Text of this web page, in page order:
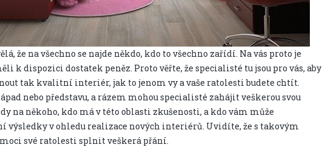
že na všechno se najde někdo, kdo to všechno zařídí. Na vás proto je
k dispozici dostatek peněz. Proto věřte, že specialisté tu jsou pro vás, aby
tak kvalitní interiér, jak to jenom vy a vaše ratolesti budete chtít.
nebo představu, a rázem mohou specialisté zahájit veškerou svou
na někoho, kdo má v této oblasti zkušenosti, a kdo vám může
výsledky v ohledu realizace nových interiérů. Uvidíte, že s takovým
své ratolesti splnit veškerá přání.